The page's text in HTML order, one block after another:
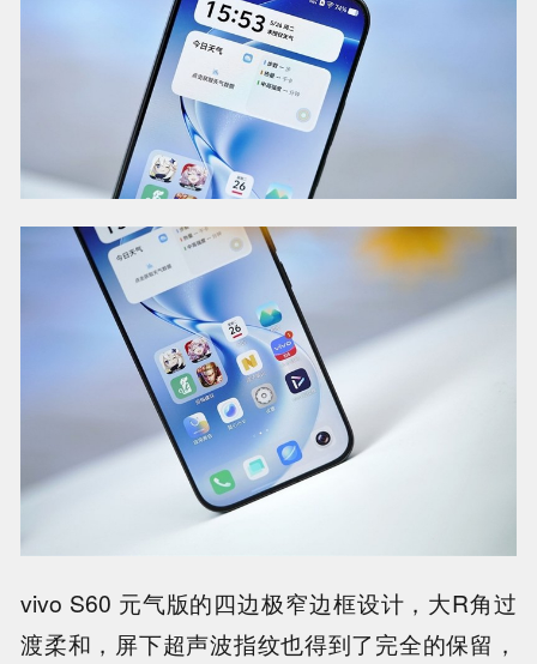
vivo S60 元气版的四边极窄边框设计，大R角过
渡柔和，屏下超声波指纹也得到了完全的保留，